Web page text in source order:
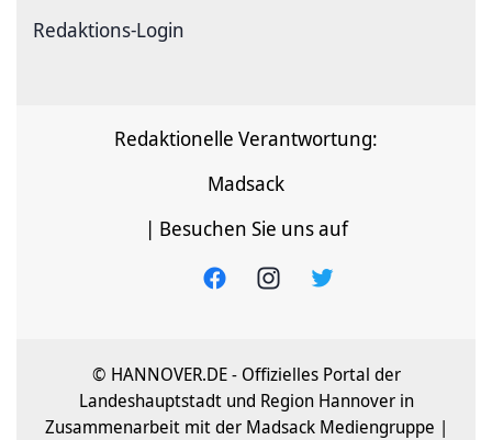
Redaktions-Login
Redaktionelle Verantwortung:
Madsack
| Besuchen Sie uns auf
© HANNOVER.DE - Offizielles Portal der
Landeshauptstadt und Region Hannover in
Zusammenarbeit mit der Madsack Mediengruppe |